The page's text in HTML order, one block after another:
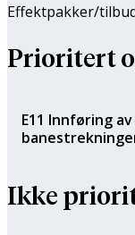
Effektpakker/
Prioritert
E11 Innføring
Ikke